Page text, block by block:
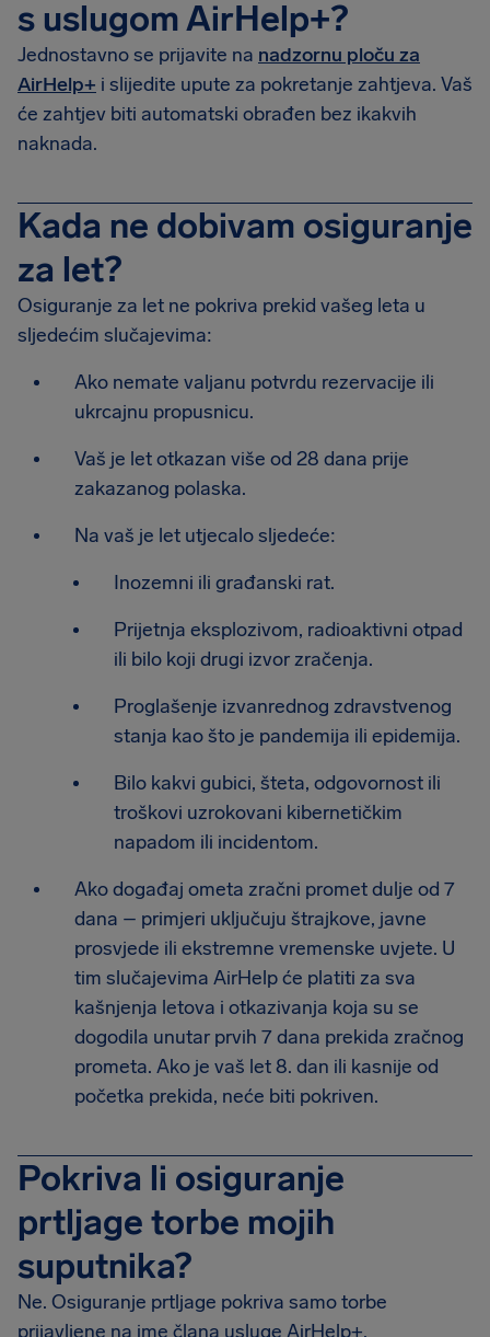
s uslugom AirHelp+?
Jednostavno se prijavite na nadzornu ploču za
AirHelp+ i slijedite upute za pokretanje zahtjeva. Vaš
će zahtjev biti automatski obrađen bez ikakvih
naknada.
Kada ne dobivam osiguranje
za let?
Osiguranje za let ne pokriva prekid vašeg leta u
sljedećim slučajevima:
Ako nemate valjanu potvrdu rezervacije ili
ukrcajnu propusnicu.
Vaš je let otkazan više od 28 dana prije
zakazanog polaska.
Na vaš je let utjecalo sljedeće:
Inozemni ili građanski rat.
Prijetnja eksplozivom, radioaktivni otpad
ili bilo koji drugi izvor zračenja.
Proglašenje izvanrednog zdravstvenog
stanja kao što je pandemija ili epidemija.
Bilo kakvi gubici, šteta, odgovornost ili
troškovi uzrokovani kibernetičkim
napadom ili incidentom.
Ako događaj ometa zračni promet dulje od 7
dana – primjeri uključuju štrajkove, javne
prosvjede ili ekstremne vremenske uvjete. U
tim slučajevima AirHelp će platiti za sva
kašnjenja letova i otkazivanja koja su se
dogodila unutar prvih 7 dana prekida zračnog
prometa. Ako je vaš let 8. dan ili kasnije od
početka prekida, neće biti pokriven.
Pokriva li osiguranje
prtljage torbe mojih
suputnika?
Ne. Osiguranje prtljage pokriva samo torbe
prijavljene na ime člana usluge AirHelp+.